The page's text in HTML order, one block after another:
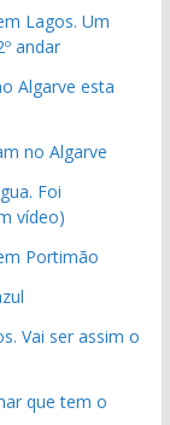
Lagos. Um
andar
Algarve esta
no Algarve
Foi
vídeo)
Portimão
Vai ser assim o
que tem o